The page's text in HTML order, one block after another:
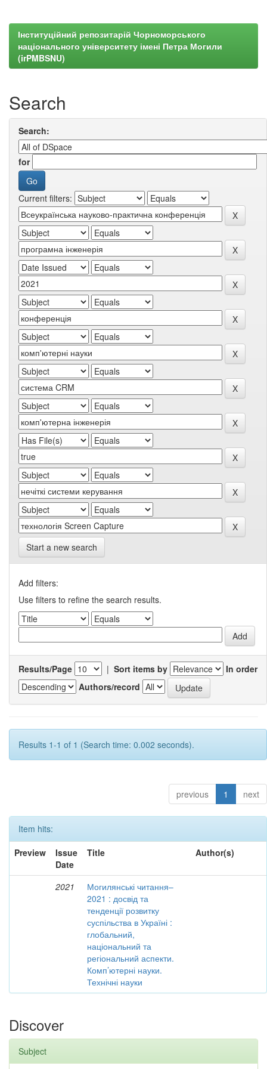
Інституційний репозитарій Чорноморського
національного університету імені Петра Могили
(irPMBSNU)
Search
Search:
for
Current filters:
Start a new search
Add filters:
Use filters to refine the search results.
Results/Page | Sort items by
In order
Authors/record
Results 1-1 of 1 (Search time: 0.002 seconds).
previous 1 next
Item hits:
Preview
Issue
Date
Title Author(s)
2021
Могилянські читання–
2021 : досвід та
тенденції розвитку
суспільства в Україні :
глобальний,
національний та
регіональний аспекти.
Комп’ютерні науки.
Технічні науки
Discover
Subject